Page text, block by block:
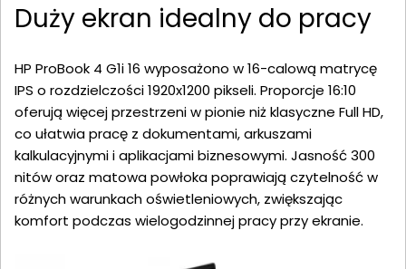
Duży ekran idealny do pracy
HP ProBook 4 G1i 16 wyposażono w 16-calową matrycę
IPS o rozdzielczości 1920x1200 pikseli. Proporcje 16:10
oferują więcej przestrzeni w pionie niż klasyczne Full HD,
co ułatwia pracę z dokumentami, arkuszami
kalkulacyjnymi i aplikacjami biznesowymi. Jasność 300
nitów oraz matowa powłoka poprawiają czytelność w
różnych warunkach oświetleniowych, zwiększając
komfort podczas wielogodzinnej pracy przy ekranie.